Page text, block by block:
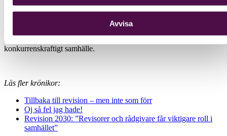
Avvisa
som försvårar för det ohållbara och gynnar framtiden.
Att ta steg mot en mer hållbar framtid och ekonomi är inte en börda
konkurrenskraftigt samhälle.
Läs fler krönikor:
Tillbaka till revision – men inte som förr
Oj så fel jag hade!
Revision 2030: ”Revisorer och rådgivare får viktigare roll i
samhället”